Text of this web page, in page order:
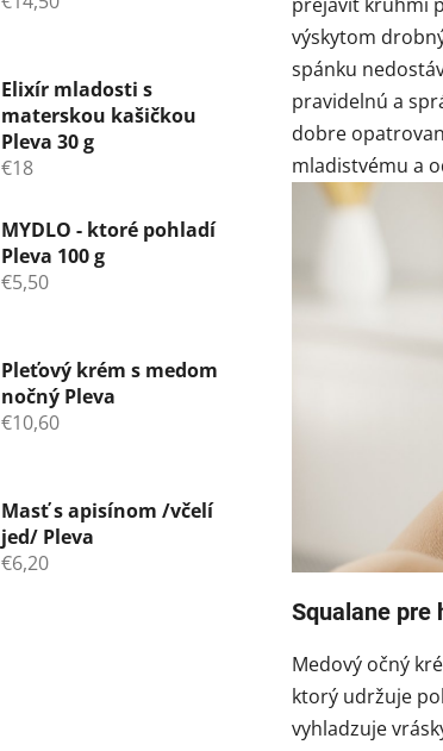
Elixír mladosti s
materskou kašičkou
Pleva 30 g
€18
MYDLO - ktoré pohladí
Pleva 100 g
€5,50
Pleťový krém s medom
nočný Pleva
€10,60
Masť s apisínom /včelí
jed/ Pleva
€6,20
výskytom
spánku
pravidelnú a
dobre
mladistvému a
Squalane pre
Medový očný
ktorý udržuje
vyhladzuje